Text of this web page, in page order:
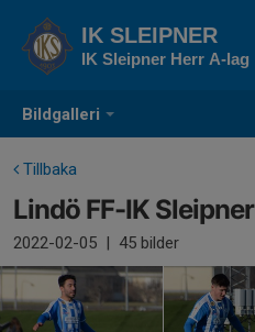
Bildgalleri
IK SLEIPNER
IK Sleipner Herr A-lag
Tillbaka
Lindö FF-IK Sleipner
2022-02-05 | 45 bilder